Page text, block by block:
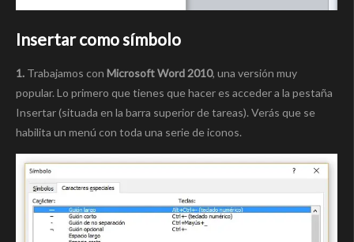
Insertar como símbolo
1. Trabajamos con Microsoft Word 2010, una versión muy
popular. Lo primero que tienes que hacer es acceder a la pestaña
Insertar (situada en la barra superior de tareas). Verás que se
habilita un menú con toda una serie de iconos.